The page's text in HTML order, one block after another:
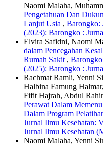
Naomi Malaha,
Pengetahuan Dan
Lanjut Usia , Barongko:
(2023): Barongko :
Elvira Safidni, Naomi
dalam Pencegahan
Rumah Sakit ,
(2025): Barongko :
Rachmat Ramli, Yenni
Halbina Famung
Fifit Hajrah, Abdul
Perawat Dalam
Dalam Program
Jurnal Ilmu Kesehatan:
Jurnal Ilmu Kesehatan
Naomi Malaha, Yenni